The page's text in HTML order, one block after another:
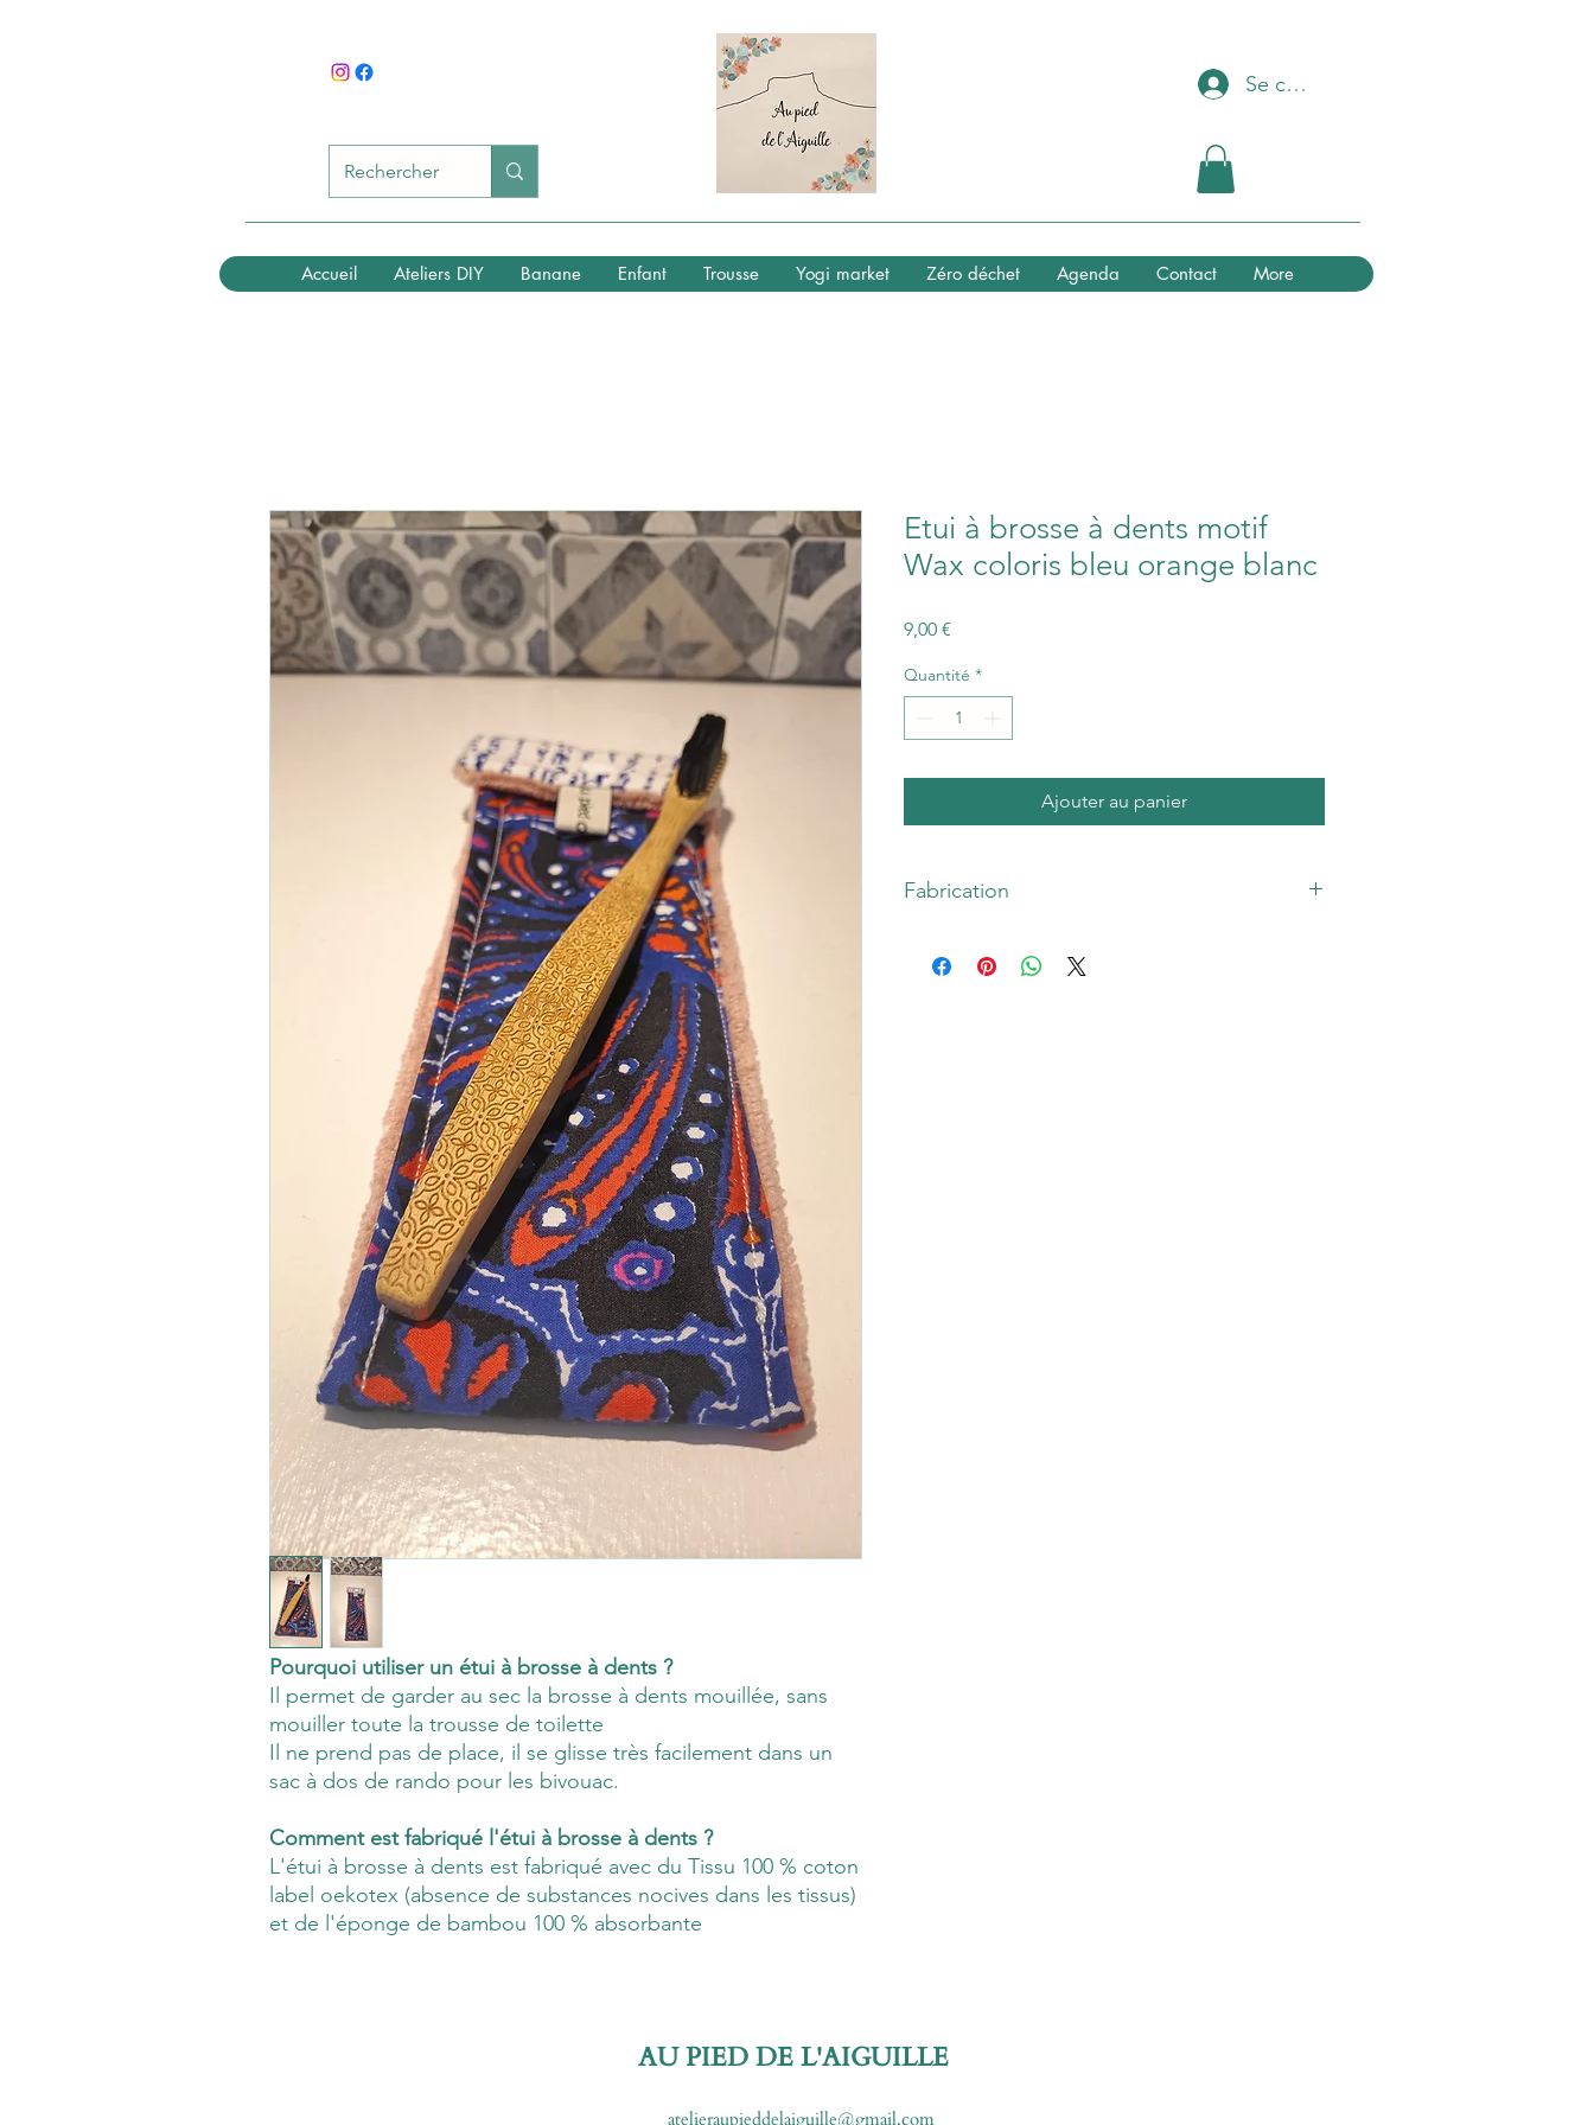
Se connecter
Accueil Ateliers DIY Banane Enfant Trousse Yogi market Zéro déchet Agenda Contact More
Pourquoi utiliser un étui à brosse à dents ?
Il permet de garder au sec la brosse à dents mouillée, sans
mouiller toute la trousse de toilette
Il ne prend pas de place, il se glisse très facilement dans un
sac à dos de rando pour les bivouac.
Comment est fabriqué l'étui à brosse à dents ?
L'étui à brosse à dents est fabriqué avec du Tissu 100 % coton
label oekotex (absence de substances nocives dans les tissus)
et de l'éponge de bambou 100 % absorbante
Etui à brosse à dents motif
Wax coloris bleu orange blanc
9,00 €
Quantité *
Ajouter au panier
Fabrication
blanc
AU PIED DE L'AIGUILLE
atelieraupieddelaiguille@gmail.com